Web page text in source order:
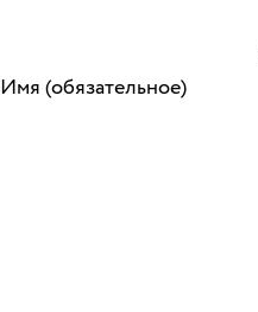
Имя (обязательное)